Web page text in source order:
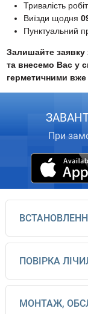
Тривалість
Виїзди щодня
Пунктуальний
Залишайте
та внесемо Вас у
герметичними вже
При
ПОВІРКА
МОНТАЖ,